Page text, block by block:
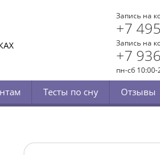
Запись на
+7 495
Запись на
+7 936
пн-сб
Тесты по сну Отзывы